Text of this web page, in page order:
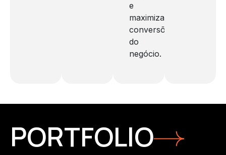
e
maximizam
conversões
do
negócio.
PORTFOLIO